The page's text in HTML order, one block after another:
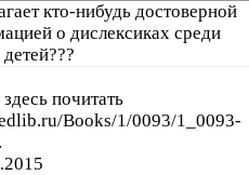
кто-нибудь достоверной
о дислексиках среди
почитать
Books/1/0093/1_0093-